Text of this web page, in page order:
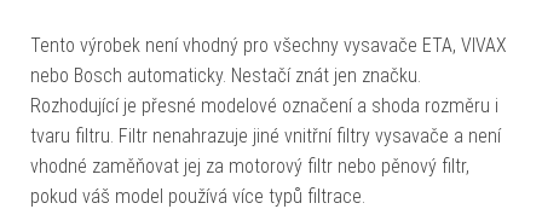
Tento výrobek není vhodný pro všechny vysavače ETA, VIVAX
nebo Bosch automaticky. Nestačí znát jen značku.
Rozhodující je přesné modelové označení a shoda rozměru i
tvaru filtru. Filtr nenahrazuje jiné vnitřní filtry vysavače a není
vhodné zaměňovat jej za motorový filtr nebo pěnový filtr,
pokud váš model používá více typů filtrace.